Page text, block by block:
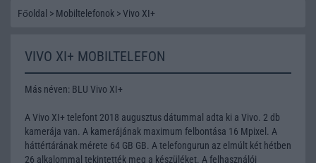
Főoldal > Mobiltelefonok >Vivo XI+
VIVO XI+ MOBILTELEFON
Más néven: BLU Vivo XI+
A Vivo XI+ telefont 2018 augusztus dátummal adta ki a Vivo. 2 db
kamerája van. A kamerájának maximum felbontása 16 Mpixel. A
háttértárának mérete 64 GB GB. A telefongurun az elmúlt két hétben
26 alkalommal tekintették meg a készüléket. A felhasználói